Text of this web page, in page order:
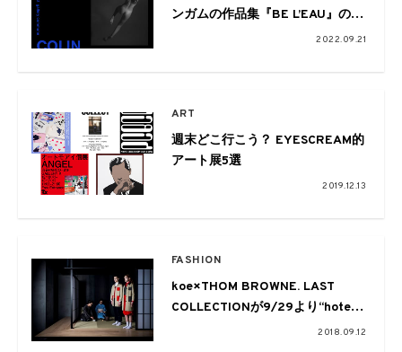
ンガムの作品集『BE L’EAU』の発
2022.09.21
ART
週末どこ行こう？ EYESCREAM的
アート展5選
2019.12.13
FASHION
koe×THOM BROWNE. LAST
COLLECTIONが9/29より“hotel
2018.09.12